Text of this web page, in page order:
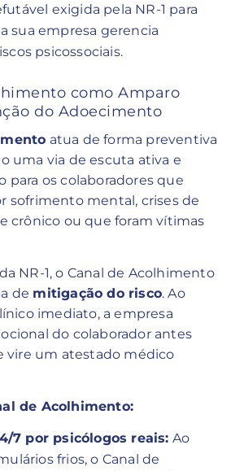
exigida pela NR-1 para
sua empresa gerencia
psicossociais.
como Amparo
do Adoecimento
atua de forma preventiva
uma via de escuta ativa e
para os colaboradores que
sofrimento mental, crises de
crônico ou que foram vítimas
NR-1, o Canal de Acolhimento
de mitigação do risco. Ao
imediato, a empresa
do colaborador antes
vire um atestado médico
de Acolhimento:
7 por psicólogos reais: Ao
frios, o Canal de